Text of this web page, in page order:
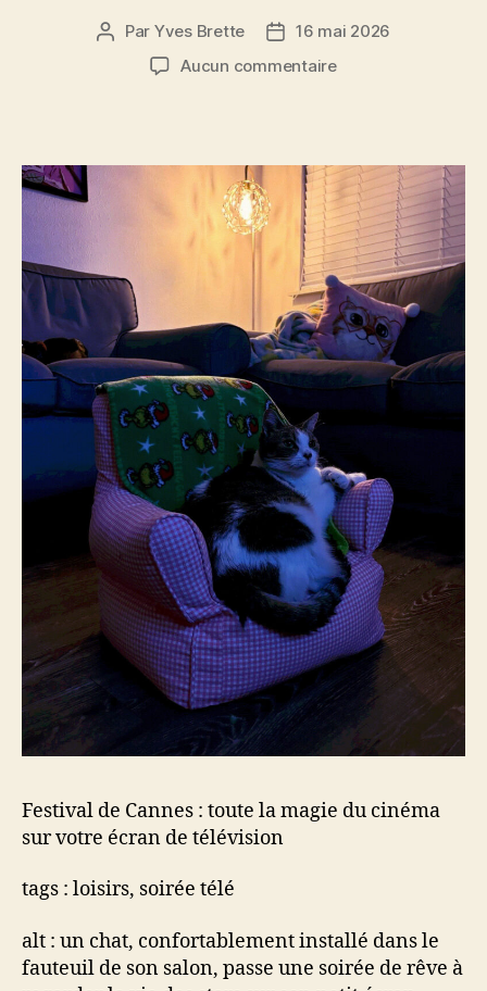
Auteur
l’article
Par Yves Brette
Date16 mai 2026
Aucun commentairesur
toute
la
magie
du
cinéma
sur
votre
écran
de
Festival de Cannes : toute la magie du cinéma
sur votre écran de télévision
tags : loisirs, soirée télé
alt : un chat, confortablement installé dans le
fauteuil de son salon, passe une soirée de rêve à